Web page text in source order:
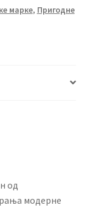
марке, Пригодне
од
модерне